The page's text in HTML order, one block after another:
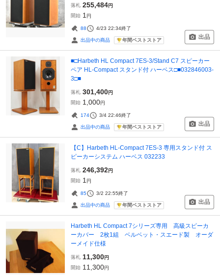
落札 255,484円
開始 1 円
88 4/23 22:34終了
出品中の商品 年間ベストストア 出品
■□Harbeth HL Compact 7ES-3/Stand C7 スピーカー
ペア HL-Compact スタンド付 ハーベス□■032846003-
3□■
落札 301,400円
開始 1,000円
174 3/4 22:46終了
出品中の商品 年間ベストストア 出品
【C】Harbeth HL-Compact 7ES-3 専用スタンド付 ス
ピーカーシステム ハーベス 032233
落札 246,392円
開始 1 円
85 3/2 22:55終了
出品中の商品 年間ベストストア 出品
Harbeth HL Compact 7シリーズ専用 高級スピーカ
ーカバー 2枚1組 ベルベット・スエード製 オーダ
ーメイド仕様
落札 11,300円
開始 11,300円